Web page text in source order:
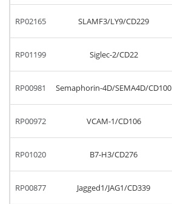
RP02165 SLAMF3/LY9/CD229
RP01199 Siglec-2/CD22
RP00981 Semaphorin-4D/SEMA4D/CD100
RP00972 VCAM-1/CD106
RP01020 B7-H3/CD276
RP00877 Jagged1/JAG1/CD339